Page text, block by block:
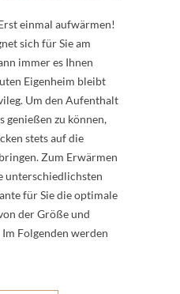
einmal aufwärmen!
sich für Sie am
immer es Ihnen
Eigenheim bleibt
Um den Aufenthalt
genießen zu können,
stets auf die
Zum Erwärmen
unterschiedlichsten
für Sie die optimale
der Größe und
Folgenden werden